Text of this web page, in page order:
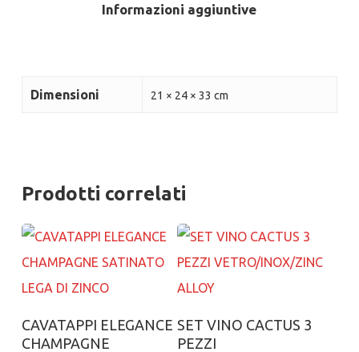
Informazioni aggiuntive
Dimensioni 21 × 24 × 33 cm
Prodotti correlati
Aggiungi al carrello
CAVATAPPI ELEGANCE
CHAMPAGNE
Aggiungi al carrello
SET VINO CACTUS 3
PEZZI